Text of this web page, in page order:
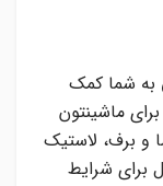
به شما کمک
ماشینتون
و برف، لاستیک
برای شرایط